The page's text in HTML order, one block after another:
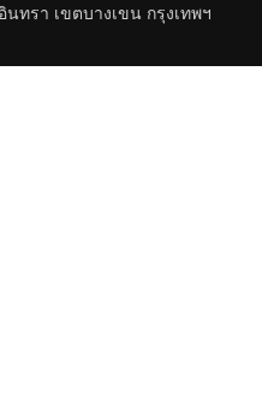
ทรา เขตบางเขน กรุงเทพฯ